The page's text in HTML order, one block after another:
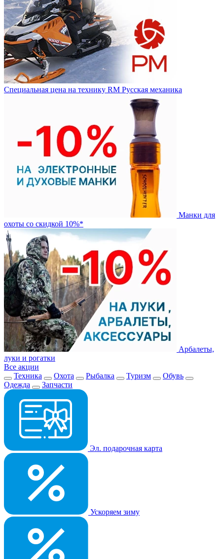
Специальная цена на технику RM Русская механика
Манки для
охоты со скидкой 10%*
Арбалеты,
луки и рогатки
Все акции
Техника
Охота Рыбалка Туризм
Обувь
Одежда
Запчасти
Эл. подарочная карта
Ускоряем зиму